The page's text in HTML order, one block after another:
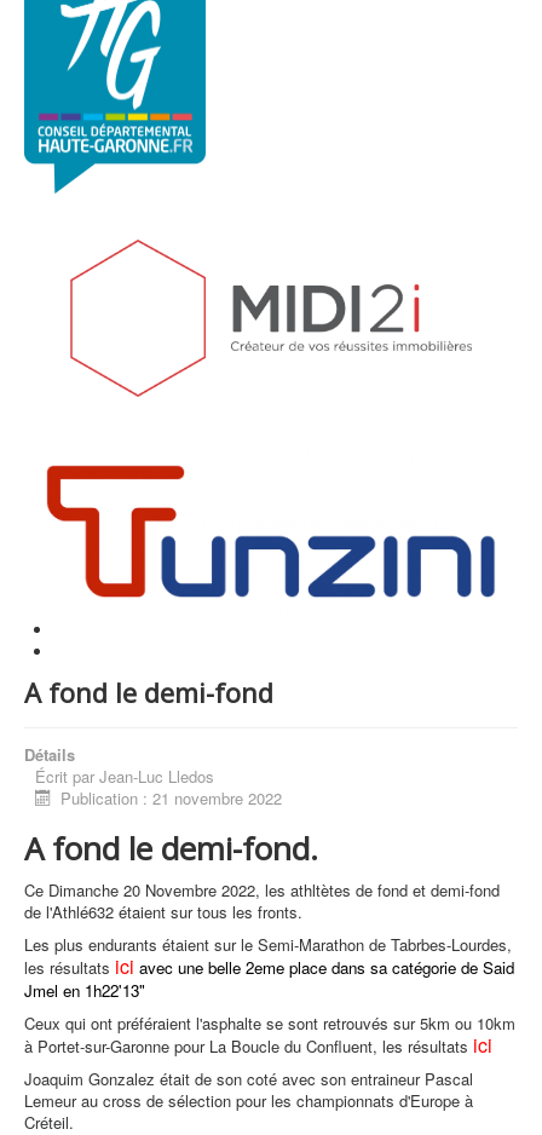
A fond le demi-fond
Détails
Écrit par Jean-Luc Lledos
Publication : 21 novembre 2022
A fond le demi-fond.
Ce Dimanche 20 Novembre 2022, les athltètes de fond et demi-fond
de l'Athlé632 étaient sur tous les fronts.
Les plus endurants étaient sur le Semi-Marathon de Tabrbes-Lourdes,
les résultats ici avec une belle 2eme place dans sa catégorie de Said
Jmel en 1h22'13"
Ceux qui ont préféraient l'asphalte se sont retrouvés sur 5km ou 10km
à Portet-sur-Garonne pour La Boucle du Confluent, les résultats ici
Joaquim Gonzalez était de son coté avec son entraineur Pascal
Lemeur au cross de sélection pour les championnats d'Europe à
Créteil.